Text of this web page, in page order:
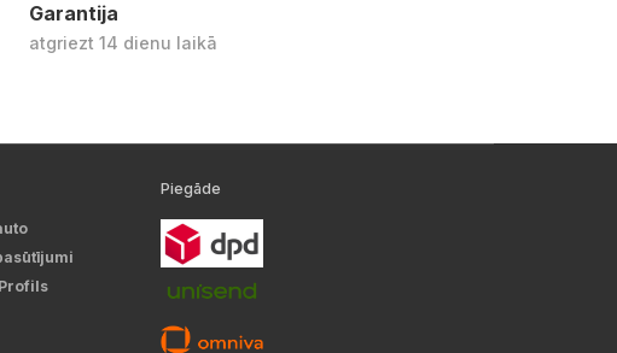
Garantija
atgriezt 14 dienu laikā
Piegāde